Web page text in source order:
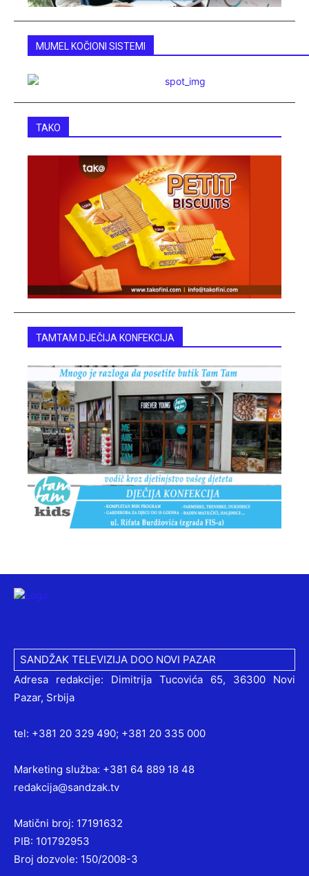
MUMEL KOČIONI SISTEMI
TAKO
TAMTAM DJEČIJA KONFEKCIJA
SANDŽAK TELEVIZIJA DOO NOVI PAZAR
Adresa redakcije: Dimitrija Tucovića 65, 36300 Novi
Pazar, Srbija
tel: +381 20 329 490; +381 20 335 000
Marketing služba: +381 64 889 18 48
redakcija@sandzak.tv
Matični broj: 17191632
PIB: 101792953
Broj dozvole: 150/2008-3